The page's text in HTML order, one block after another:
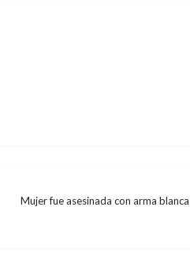
Mujer fue asesinada con arma